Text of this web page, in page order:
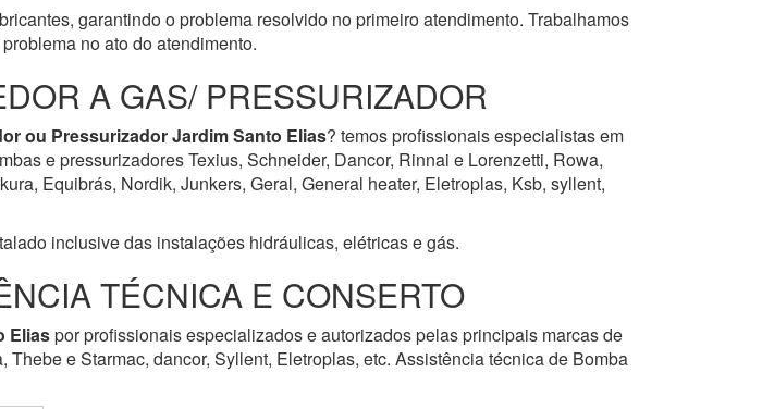
garantindo o problema resolvido no primeiro atendimento. Trabalhamos
no ato do atendimento.
A GAS/ PRESSURIZADOR
ou PressurizadorJardim Santo Elias? temos profissionais especialistas em
e pressurizadores Texius, Schneider, Dancor, Rinnai e Lorenzetti, Rowa,
Equibrás, Nordik, Junkers, Geral, General heater, Eletroplas, Ksb, syllent,
inclusive das instalações hidráulicas, elétricas e gás.
TÉCNICA E CONSERTO
Eliaspor profissionais especializados e autorizados pelas principais marcas de
e Starmac, dancor, Syllent, Eletroplas, etc. Assistência técnica de Bomba